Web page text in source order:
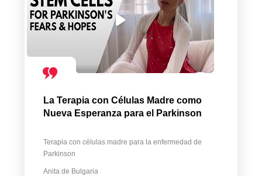
La Terapia con Células Madre como
Nueva Esperanza para el Parkinson
Terapia con células madre para la enfermedad de
Parkinson
Anita de Bulgaria